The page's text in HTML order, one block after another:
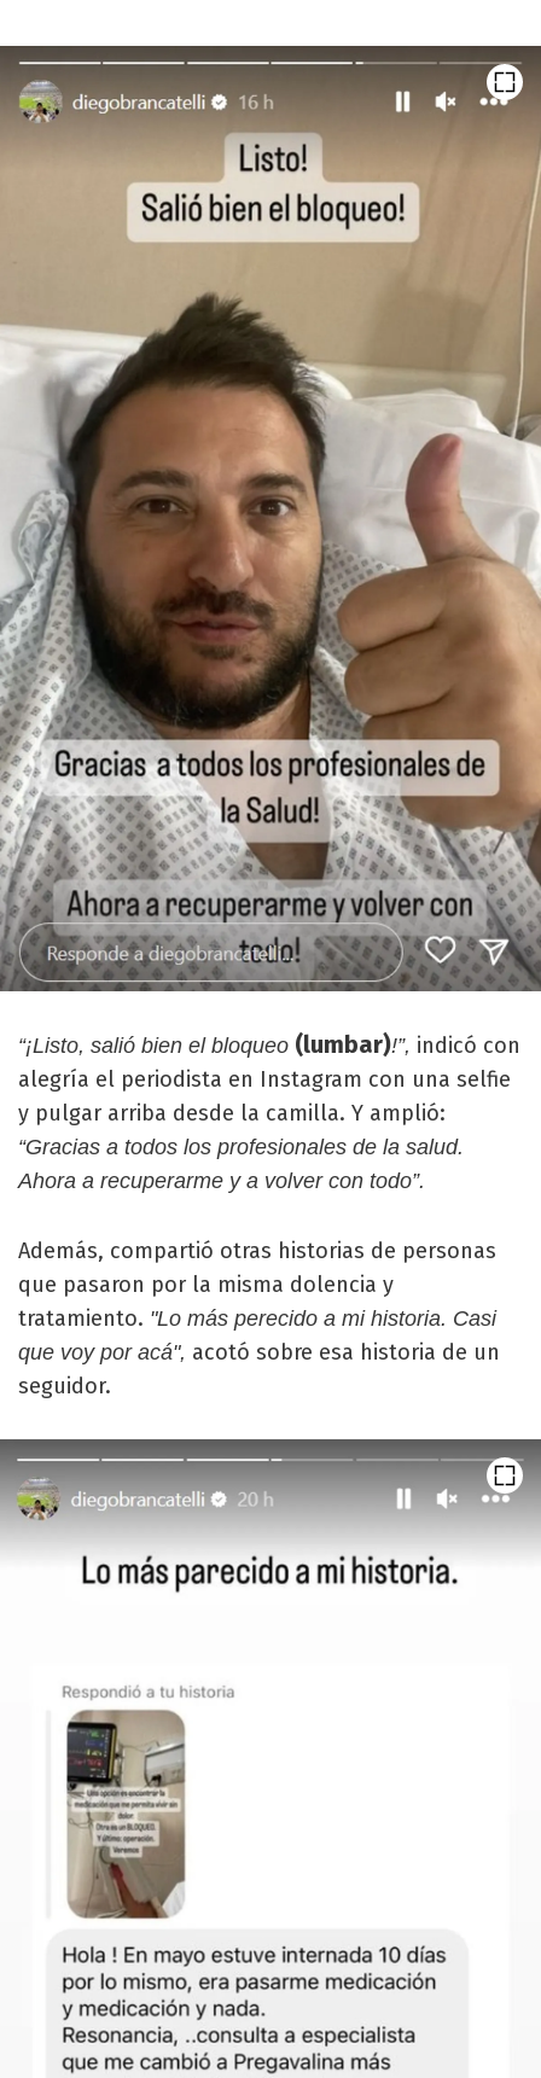
“¡Listo, salió bien el bloqueo (lumbar)!”, indicó con
alegría el periodista en Instagram con una selfie
y pulgar arriba desde la camilla. Y amplió:
“Gracias a todos los profesionales de la salud.
Ahora a recuperarme y a volver con todo”.
Además, compartió otras historias de personas
que pasaron por la misma dolencia y
tratamiento. "Lo más perecido a mi historia. Casi
que voy por acá", acotó sobre esa historia de un
seguidor.